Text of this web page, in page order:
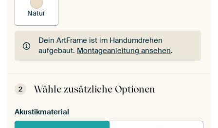
Natur
Dein ArtFrame ist im Handumdrehen
aufgebaut. Montageanleitung ansehen.
Dein ArtFrame ist im Handumdrehen
aufgebaut.Montageanleitung ansehen
2 Wähle zusätzliche Optionen
Akustikmaterial